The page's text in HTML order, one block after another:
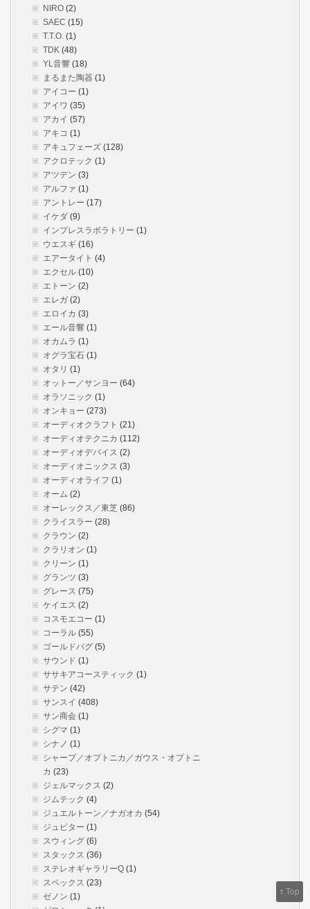
NIRO (2)
SAEC (15)
T.T.O. (1)
TDK (48)
YL音響 (18)
まるまた陶器 (1)
アイコー (1)
アイワ (35)
アカイ (57)
アキコ (1)
アキュフェーズ (128)
アクロテック (1)
アツデン (3)
アルファ (1)
アントレー (17)
イケダ (9)
インプレスラボラトリー (1)
ウエスギ (16)
エアータイト (4)
エクセル (10)
エトーン (2)
エレガ (2)
エロイカ (3)
エール音響 (1)
オカムラ (1)
オグラ宝石 (1)
オタリ (1)
オットー／サンヨー (64)
オラソニック (1)
オンキョー (273)
オーディオクラフト (21)
オーディオテクニカ (112)
オーディオデバイス (2)
オーディオニックス (3)
オーディオライフ (1)
オーム (2)
オーレックス／東芝 (86)
クライスラー (28)
クラウン (2)
クラリオン (1)
クリーン (1)
グランツ (3)
グレース (75)
ケイエス (2)
コスモエコー (1)
コーラル (55)
ゴールドバグ (5)
サウンド (1)
ササキアコースティック (1)
サテン (42)
サンスイ (408)
サン商会 (1)
シグマ (1)
シナノ (1)
シャープ／オプトニカ／ガウス・オプトニ
カ (23)
ジェルマックス (2)
ジムテック (4)
ジュエルトーン／ナガオカ (54)
ジュピター (1)
スウィング (6)
スタックス (36)
ステレオギャラリーQ (1)
スペックス (23)
ゼノン (1)
↑ Top